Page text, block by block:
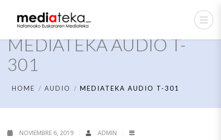
MEDIATEKA AUDIO T-
301
HOME AUDIO MEDIATEKA AUDIO T-301
NOVIEMBRE 6, 2019 ADMIN